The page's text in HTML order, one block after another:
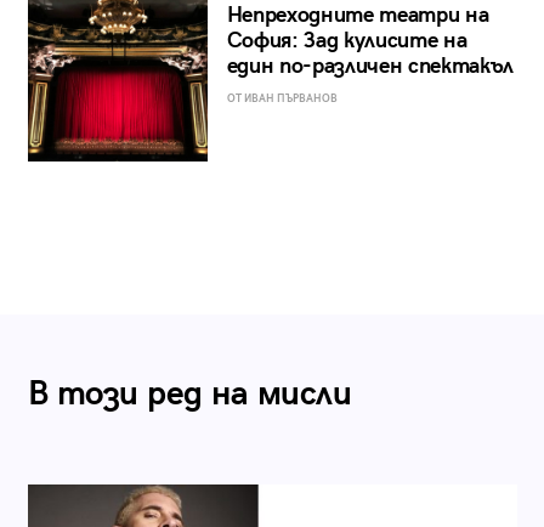
Непреходните театри на
София: Зад кулисите на
един по-различен спектакъл
ОТ ИВАН ПЪРВАНОВ
В този ред на мисли